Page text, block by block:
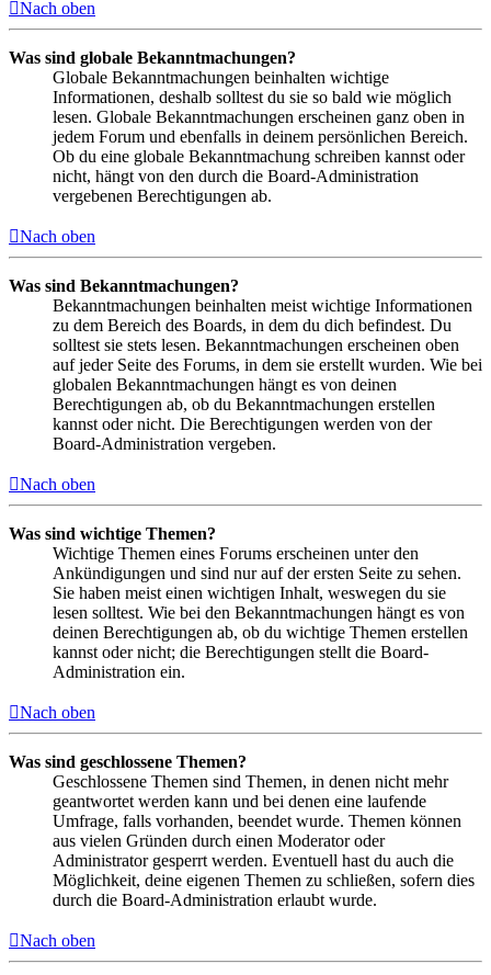
Nach oben
Was sind globale Bekanntmachungen?
Globale Bekanntmachungen beinhalten wichtige
Informationen, deshalb solltest du sie so bald wie möglich
lesen. Globale Bekanntmachungen erscheinen ganz oben in
jedem Forum und ebenfalls in deinem persönlichen Bereich.
Ob du eine globale Bekanntmachung schreiben kannst oder
nicht, hängt von den durch die Board-Administration
vergebenen Berechtigungen ab.
Nach oben
Was sind Bekanntmachungen?
Bekanntmachungen beinhalten meist wichtige Informationen
zu dem Bereich des Boards, in dem du dich befindest. Du
solltest sie stets lesen. Bekanntmachungen erscheinen oben
auf jeder Seite des Forums, in dem sie erstellt wurden. Wie bei
globalen Bekanntmachungen hängt es von deinen
Berechtigungen ab, ob du Bekanntmachungen erstellen
kannst oder nicht. Die Berechtigungen werden von der
Board-Administration vergeben.
Nach oben
Was sind wichtige Themen?
Wichtige Themen eines Forums erscheinen unter den
Ankündigungen und sind nur auf der ersten Seite zu sehen.
Sie haben meist einen wichtigen Inhalt, weswegen du sie
lesen solltest. Wie bei den Bekanntmachungen hängt es von
deinen Berechtigungen ab, ob du wichtige Themen erstellen
kannst oder nicht; die Berechtigungen stellt die Board-
Administration ein.
Nach oben
Was sind geschlossene Themen?
Geschlossene Themen sind Themen, in denen nicht mehr
geantwortet werden kann und bei denen eine laufende
Umfrage, falls vorhanden, beendet wurde. Themen können
aus vielen Gründen durch einen Moderator oder
Administrator gesperrt werden. Eventuell hast du auch die
Möglichkeit, deine eigenen Themen zu schließen, sofern dies
durch die Board-Administration erlaubt wurde.
Nach oben